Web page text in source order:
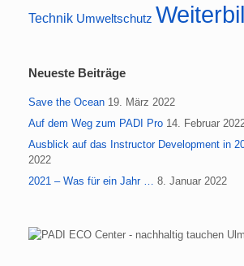
Technik Umweltschutz
Neueste Beiträge
Save the Ocean 19. März 2022
Auf dem Weg zum PADI Pro 14. Februar
Ausblick auf das Instructor Development in
2022
2021 – Was für ein Jahr … 8. Januar 2022